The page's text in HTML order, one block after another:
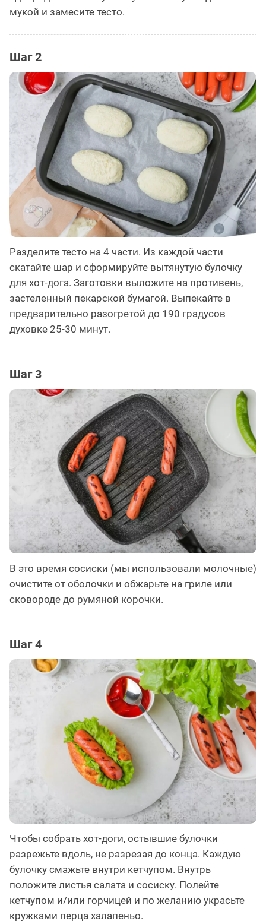
мукой и замесите тесто.
Шаг 2
Разделите тесто на 4 части. Из каждой части
скатайте шар и сформируйте вытянутую булочку
для хот-дога. Заготовки выложите на противень,
застеленный пекарской бумагой. Выпекайте в
предварительно разогретой до 190 градусов
духовке 25-30 минут.
Шаг 3
В это время сосиски (мы использовали молочные)
очистите от оболочки и обжарьте на гриле или
сковороде до румяной корочки.
Шаг 4
Чтобы собрать хот-доги, остывшие булочки
разрежьте вдоль, не разрезая до конца. Каждую
булочку смажьте внутри кетчупом. Внутрь
положите листья салата и сосиску. Полейте
кетчупом и/или горчицей и по желанию украсьте
кружками перца халапеньо.